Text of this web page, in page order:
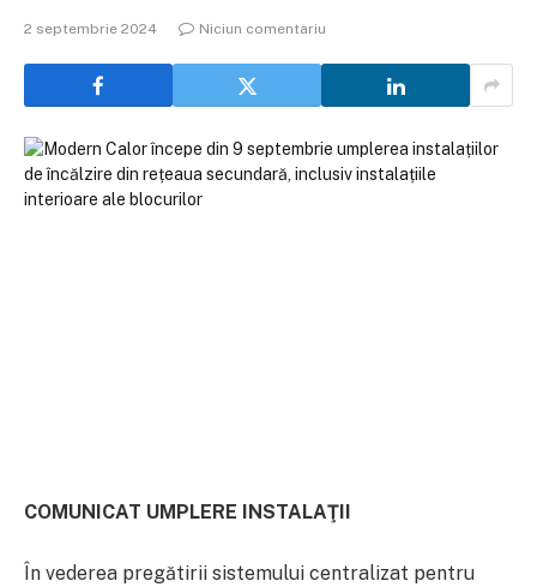
2 septembrie 2024 Niciun comentariu
COMUNICAT UMPLERE INSTALAŢII
În vederea pregătirii sistemului centralizat pentru